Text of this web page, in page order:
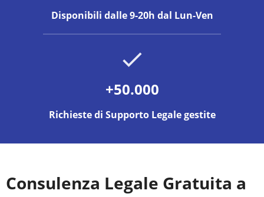
Disponibili dalle 9-20h dal Lun-Ven
+50.000
Richieste di Supporto Legale gestite
Consulenza Legale Gratuita a